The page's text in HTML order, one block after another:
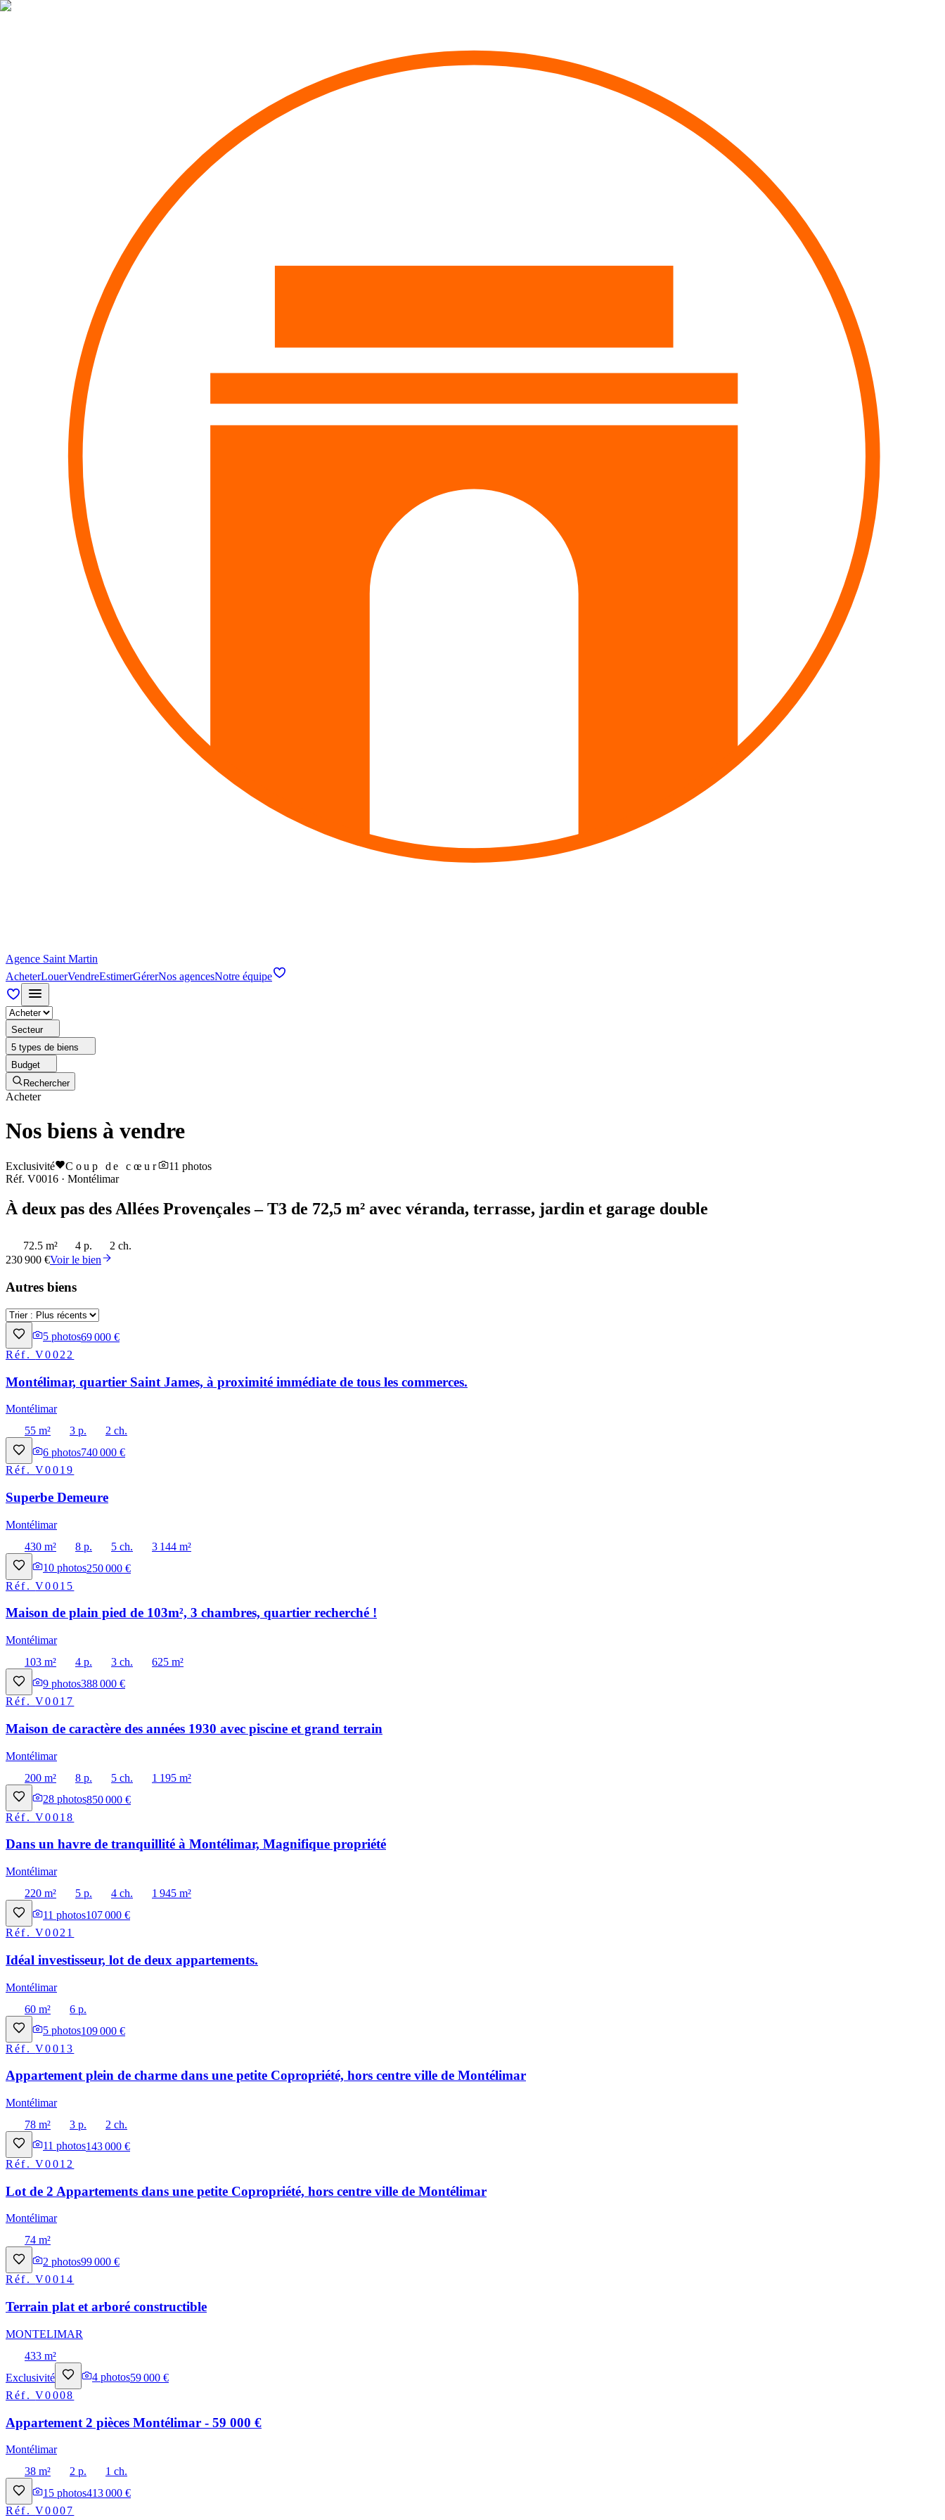
Agence Saint Martin
AcheterLouerVendreEstimerGérerNos agencesNotre équipe
Secteur
5 types de biens
Budget
Rechercher
Acheter
Nos biens à vendre
Exclusivité Coup de cœur 11 photos
Réf. V0016 · Montélimar
À deux pas des Allées Provençales – T3 de 72,5 m² avec véranda, terrasse, jardin et garage double
72.5 m² 4 p.
2 ch.
230 900 €Voir le bien
Autres biens
5 photos69 000 €
Réf.V0022
Montélimar, quartier Saint James, à proximité immédiate de tous les commerces.
Montélimar
55 m²
3 p.
2 ch.
6 photos740 000 €
Réf.V0019
Superbe Demeure
Montélimar
430 m²
8 p. 5 ch.
3 144 m²
10 photos250 000 €
Réf.V0015
Maison de plain pied de 103m², 3 chambres, quartier recherché !
Montélimar
103 m²
4 p. 3 ch.
625 m²
9 photos388 000 €
Réf.V0017
Maison de caractère des années 1930 avec piscine et grand terrain
Montélimar
200 m²
8 p. 5 ch.
1 195 m²
28 photos850 000 €
Réf.V0018
Dans un havre de tranquillité à Montélimar, Magnifique propriété
Montélimar
220 m²
5 p. 4 ch.
1 945 m²
11 photos107 000 €
Réf.V0021
Idéal investisseur, lot de deux appartements.
Montélimar
60 m²
6 p.
5 photos109 000 €
Réf.V0013
Appartement plein de charme dans une petite Copropriété, hors centre ville de Montélimar
Montélimar
78 m²
3 p.
2 ch.
11 photos143 000 €
Réf.V0012
Lot de 2 Appartements dans une petite Copropriété, hors centre ville de Montélimar
Montélimar
74 m²
2 photos99 000 €
Réf.V0014
Terrain plat et arboré constructible
MONTELIMAR
433 m²
Exclusivité
4 photos59 000 €
Réf.V0008
Appartement 2 pièces Montélimar - 59 000 €
Montélimar
38 m²
2 p.
1 ch.
15 photos413 000 €
Réf.V0007